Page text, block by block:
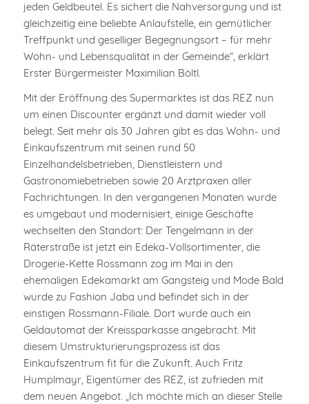
jeden Geldbeutel. Es sichert die Nahversorgung und ist
gleichzeitig eine beliebte Anlaufstelle, ein gemütlicher
Treffpunkt und geselliger Begegnungsort – für mehr
Wohn- und Lebensqualität in der Gemeinde“, erklärt
Erster Bürgermeister Maximilian Böltl.
Mit der Eröffnung des Supermarktes ist das REZ nun
um einen Discounter ergänzt und damit wieder voll
belegt. Seit mehr als 30 Jahren gibt es das Wohn- und
Einkaufszentrum mit seinen rund 50
Einzelhandelsbetrieben, Dienstleistern und
Gastronomiebetrieben sowie 20 Arztpraxen aller
Fachrichtungen. In den vergangenen Monaten wurde
es umgebaut und modernisiert, einige Geschäfte
wechselten den Standort: Der Tengelmann in der
Räterstraße ist jetzt ein Edeka-Vollsortimenter, die
Drogerie-Kette Rossmann zog im Mai in den
ehemaligen Edekamarkt am Gangsteig und Mode Bald
wurde zu Fashion Jaba und befindet sich in der
einstigen Rossmann-Filiale. Dort wurde auch ein
Geldautomat der Kreissparkasse angebracht. Mit
diesem Umstrukturierungsprozess ist das
Einkaufszentrum fit für die Zukunft. Auch Fritz
Humplmayr, Eigentümer des REZ, ist zufrieden mit
dem neuen Angebot. „Ich möchte mich an dieser Stelle